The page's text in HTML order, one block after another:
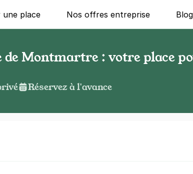
une place Nos offres entreprise Blog
Montmartre : votre place
Réservez à l'avance